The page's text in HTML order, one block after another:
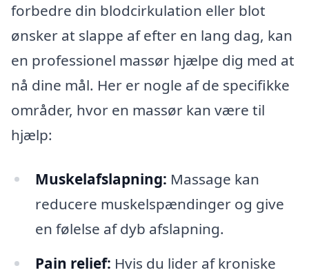
forbedre din blodcirkulation eller blot
ønsker at slappe af efter en lang dag, kan
en professionel massør hjælpe dig med at
nå dine mål. Her er nogle af de specifikke
områder, hvor en massør kan være til
hjælp:
Muskelafslapning: Massage kan
reducere muskelspændinger og give
en følelse af dyb afslapning.
Pain relief: Hvis du lider af kroniske